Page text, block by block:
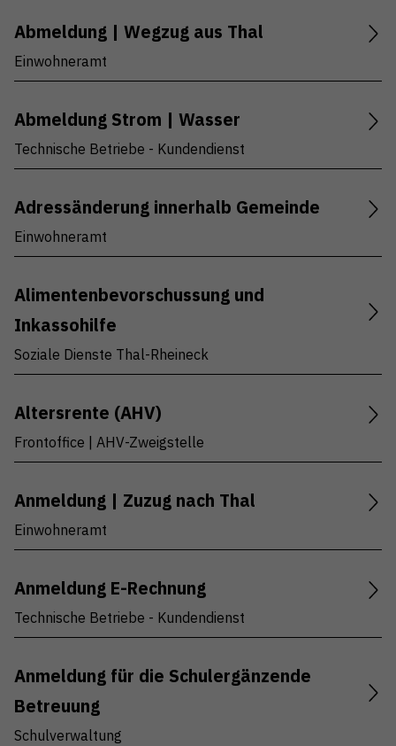
Technische Betriebe - Elektrizitätsversorgung
(2)
Gemeinderatskanzlei (10)
Bestattungsamt (2)
Betreibungsamt Am Alten Rhein (1)
Hafenverwaltung (2)
Steueramt (4)
Abmeldung | Wegzug aus Thal
Einwohneramt
Abmeldung Strom | Wasser
Technische Betriebe - Kundendienst
Adressänderung innerhalb Gemeinde
Einwohneramt
Alimentenbevorschussung und
Inkassohilfe
Soziale Dienste Thal-Rheineck
Altersrente (AHV)
Frontoffice | AHV-Zweigstelle
Anmeldung | Zuzug nach Thal
Einwohneramt
Anmeldung E-Rechnung
Technische Betriebe - Kundendienst
Anmeldung für die Schulergänzende
Betreuung
Schulverwaltung